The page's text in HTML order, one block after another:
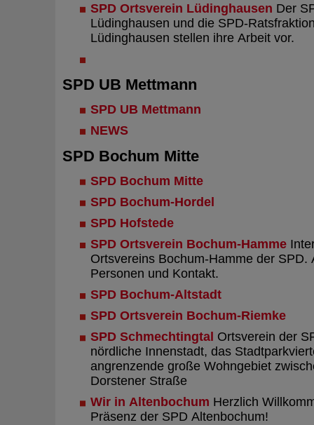
SPD Ortsverein Lüdinghausen Der
Lüdinghausen und die SPD-
Lüdinghausen stellen ihre Arbeit vor.
SPD UB Mettmann
SPD UB Mettmann
NEWS
SPD Bochum Mitte
SPD Bochum Mitte
SPD Bochum-Hordel
SPD Hofstede
SPD Ortsverein Bochum-Hamme
Ortsvereins Bochum-Hamme der SPD.
Personen und Kontakt.
SPD Bochum-Altstadt
SPD Ortsverein Bochum-Riemke
SPD Schmechtingtal Ortsverein der
nördliche Innenstadt, das
angrenzende große Wohngebiet
Dorstener Straße
Wir in Altenbochum Herzlich
Präsenz der SPD Altenbochum!